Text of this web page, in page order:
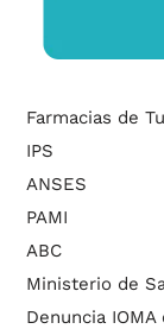
Farmacias de
IPS
ANSES
PAMI
ABC
Ministerio de
Denuncia